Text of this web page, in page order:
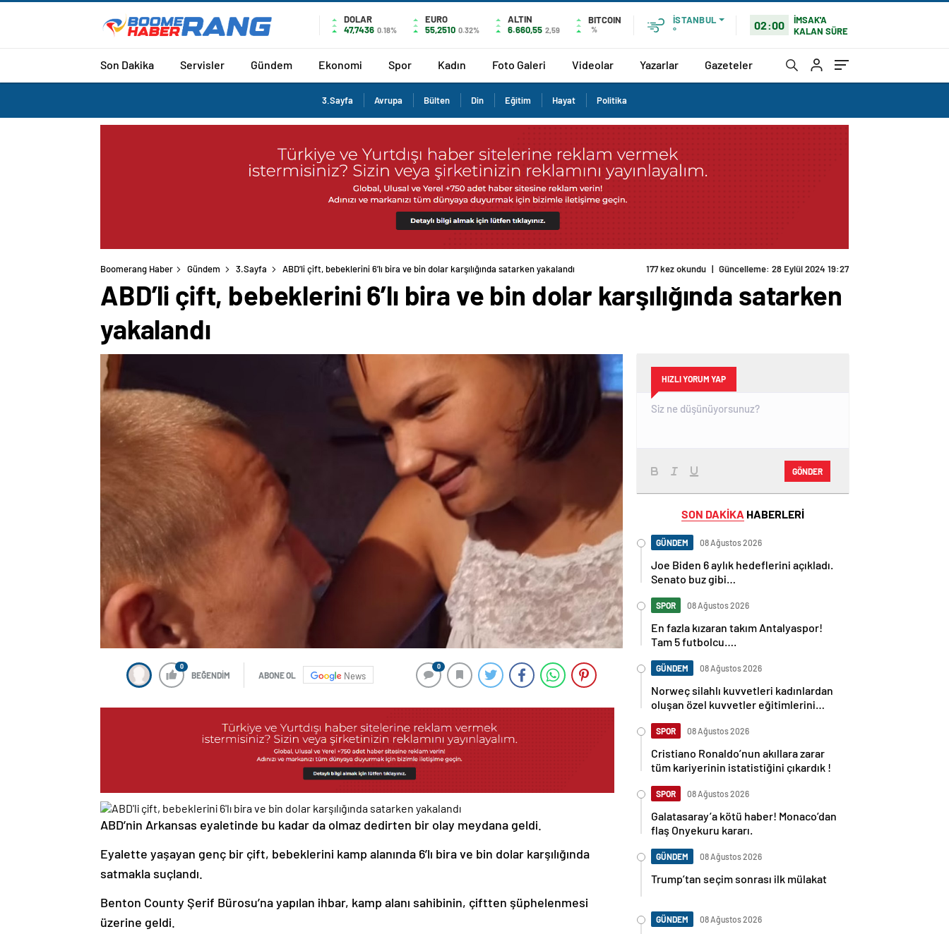
DOLAR
47,7436 0.18%
EURO
55,2510 0.32%
ALTIN
6.660,55 2,59
BITCOIN
%
İSTANBUL
°
02:00
İMSAK'A
KALAN SÜRE
Son Dakika Servisler Gündem Ekonomi Spor Kadın Foto Galeri Videolar Yazarlar Gazeteler
3.Sayfa Avrupa Bülten Din Eğitim Hayat Politika
Boomerang Haber Gündem 3.Sayfa ABD’li çift, bebeklerini 6’lı bira ve bin dolar karşılığında satarken yakalandı 177 kez okundu | Güncelleme: 28 Eylül 2024 19:27
ABD’li çift, bebeklerini 6’lı bira ve bin dolar karşılığında satarken
yakalandı
0
BEĞENDİM ABONE OL News
0
ABD’nin Arkansas eyaletinde bu kadar da olmaz dedirten bir olay meydana geldi.
Eyalette yaşayan genç bir çift, bebeklerini kamp alanında 6’lı bira ve bin dolar karşılığında
satmakla suçlandı.
Benton County Şerif Bürosu’na yapılan ihbar, kamp alanı sahibinin, çiftten şüphelenmesi
üzerine geldi.
HIZLI YORUM YAP
GÖNDER
SON DAKİKA HABERLERİ
GÜNDEM 08 Ağustos 2026
Joe Biden 6 aylık hedeflerini açıkladı.
Senato buz gibi…
SPOR 08 Ağustos 2026
En fazla kızaran takım Antalyaspor!
Tam 5 futbolcu….
GÜNDEM 08 Ağustos 2026
Norweç silahlı kuvvetleri kadınlardan
oluşan özel kuvvetler eğitimlerini
SPOR 08 Ağustos 2026
Cristiano Ronaldo’nun akıllara zarar
tüm kariyerinin istatistiğini çıkardık !
SPOR 08 Ağustos 2026
Galatasaray’a kötü haber! Monaco’dan
flaş Onyekuru kararı.
GÜNDEM 08 Ağustos 2026
Trump’tan seçim sonrası ilk mülakat
GÜNDEM 08 Ağustos 2026